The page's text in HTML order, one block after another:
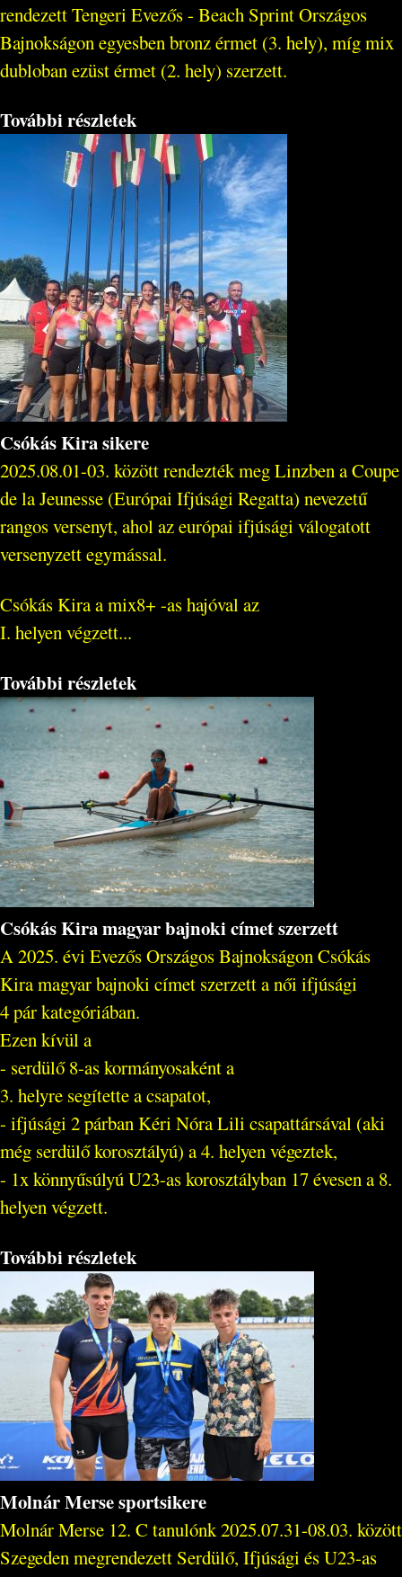
rendezett Tengeri Evezős - Beach Sprint Országos
Bajnokságon egyesben bronz érmet (3. hely), míg mix
dubloban ezüst érmet (2. hely) szerzett.
További részletek
Csókás Kira sikere
2025.08.01-03. között rendezték meg Linzben a Coupe
de la Jeunesse (Európai Ifjúsági Regatta) nevezetű
rangos versenyt, ahol az európai ifjúsági válogatott
versenyzett egymással.
Csókás Kira a mix8+ -as hajóval az
I. helyen végzett...
További részletek
Csókás Kira magyar bajnoki címet szerzett
A 2025. évi Evezős Országos Bajnokságon Csókás
Kira magyar bajnoki címet szerzett a női ifjúsági
4 pár kategóriában.
Ezen kívül a
- serdülő 8-as kormányosaként a
3. helyre segítette a csapatot,
- ifjúsági 2 párban Kéri Nóra Lili csapattársával (aki
még serdülő korosztályú) a 4. helyen végeztek,
- 1x könnyűsúlyú U23-as korosztályban 17 évesen a 8.
helyen végzett.
További részletek
Molnár Merse sportsikere
Molnár Merse 12. C tanulónk 2025.07.31-08.03. között
Szegeden megrendezett Serdülő, Ifjúsági és U23-as